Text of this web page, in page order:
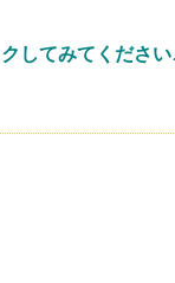
してみてください